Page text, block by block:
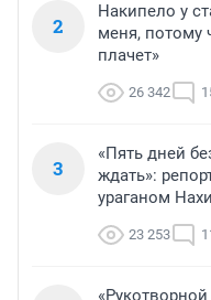
2
Накипело у
меня, потому
плачет»
26 342
3
«Пять дней
ждать»:
ураганом
23 253